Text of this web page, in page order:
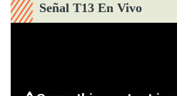
Señal T13 En Vivo